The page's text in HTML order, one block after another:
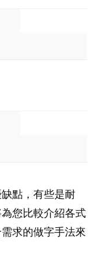
點，有些是耐
您比較介紹各式
求的做字手法來